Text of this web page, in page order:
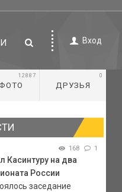
Вход
12887
ДРУЗЬЯ
0
168 1
Касинтуру на два
России
заседание